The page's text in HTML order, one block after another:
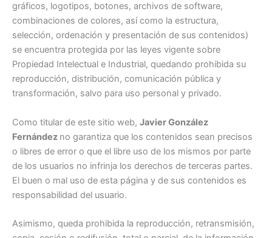
gráficos, logotipos, botones, archivos de software,
combinaciones de colores, así como la estructura,
selección, ordenación y presentación de sus contenidos)
se encuentra protegida por las leyes vigente sobre
Propiedad Intelectual e Industrial, quedando prohibida su
reproducción, distribución, comunicación pública y
transformación, salvo para uso personal y privado.
Como titular de este sitio web, Javier González
Fernández no garantiza que los contenidos sean precisos
o libres de error o que el libre uso de los mismos por parte
de los usuarios no infrinja los derechos de terceras partes.
El buen o mal uso de esta página y de sus contenidos es
responsabilidad del usuario.
Asimismo, queda prohibida la reproducción, retransmisión,